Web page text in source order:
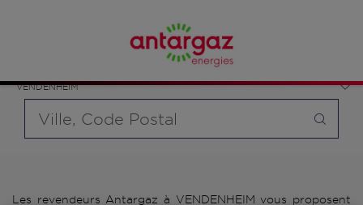
VENDENHEIM
bouteille souhaité et le type de point de vente (revendeur /
distributeur automatique de bouteilles de gaz ou station GPL
carburant)
Les revendeurs Antargaz à VENDENHEIM vous proposent